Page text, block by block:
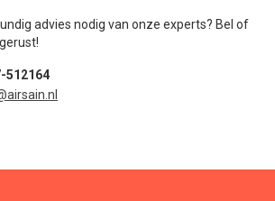
advies nodig van onze experts? Bel of
512164